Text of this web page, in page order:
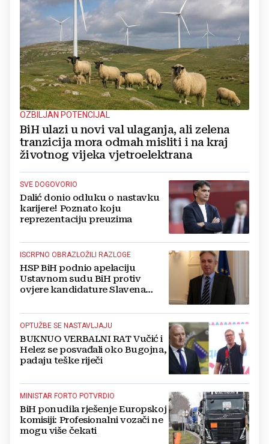
OZBILJAN POTENCIJAL
BiH ulazi u novi val ulaganja, ali zelena
tranzicija mora odmah misliti i na kraj
životnog vijeka vjetroelektrana
SVE DOGOVORIO
Dalić donio odluku o nastavku
karijere! Poznato koju
reprezentaciju preuzima
ISCRPNO OBRAZLOŽILI RAZLOGE
HSP BiH podnio apelaciju
Ustavnom sudu BiH protiv
ovjere kandidature Slavena
OPTUŽBE SE NASTAVLJAJU
BUKNUO VERBALNI RAT Vučić i
Helez se posvađali oko Bugojna,
padaju teške riječi
MINISTAR FORTO POTVRDIO
BiH ponudila rješenje Europskoj
komisiji: Profesionalni vozači ne
mogu više čekati